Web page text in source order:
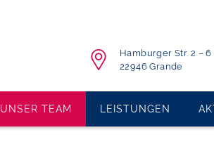
Hamburger Str. 2 – 6
22946 Grande
UNSER TEAM LEISTUNGEN